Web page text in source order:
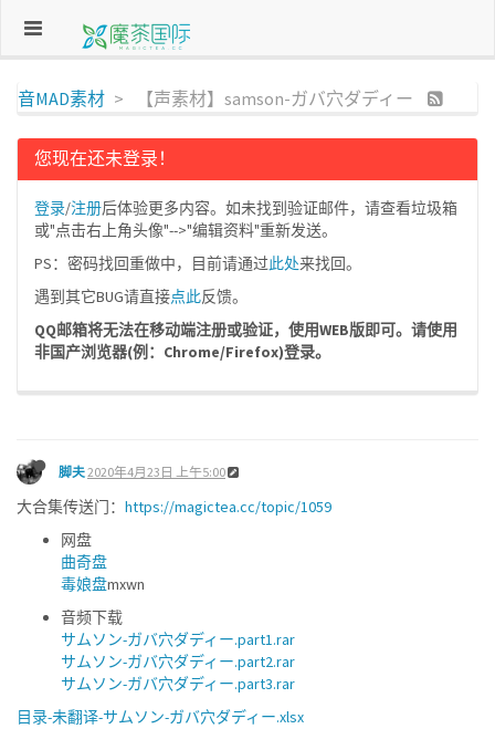
音MAD素材 【声素材】samson-ガバ穴ダディー
您现在还未登录！
登录/注册后体验更多内容。如未找到验证邮件，请查看垃圾箱
或"点击右上角头像"-->"编辑资料"重新发送。
PS：密码找回重做中，目前请通过此处来找回。
遇到其它BUG请直接点此反馈。
QQ邮箱将无法在移动端注册或验证，使用WEB版即可。请使用
非国产浏览器(例：Chrome/Firefox)登录。
脚夫2020年4月23日 上午5:00
大合集传送门： https://magictea.cc/topic/1059
网盘
曲奇盘
毒娘盘mxwn
音频下载
サムソン-ガバ穴ダディー.part1.rar
サムソン-ガバ穴ダディー.part2.rar
サムソン-ガバ穴ダディー.part3.rar
目录-未翻译-サムソン-ガバ穴ダディー.xlsx